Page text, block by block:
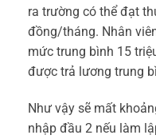
ra trường có thể đạt
đồng/tháng. Nhân
mức trung bình 15
được trả lương trung
Như vậy sẽ mất
nhập đầu 2 nếu làm